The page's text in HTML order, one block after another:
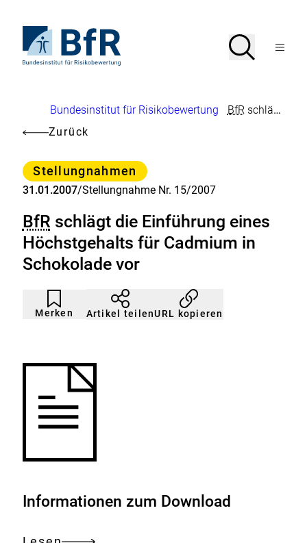
Seiteninhalt
springenStartseite
von
Suche
SucheMenü
Brotkrumennavigation
Bundesinstitut für Risikobewertung BfRschlägt die Einführung eines Höchstgehalts für Cadmium in Schokolade vor
Zurück
Kategorie
Stellungnahmen
31.01.2007/Stellungnahme Nr. 15/2007
BfR schlägt die Einführung eines
Höchstgehalts für Cadmium in
Schokolade vor
Merken
Artikel
nicht
gemerkt
Durch
Klicken
der
Artikel teilenURL kopieren
Informationen zum Download